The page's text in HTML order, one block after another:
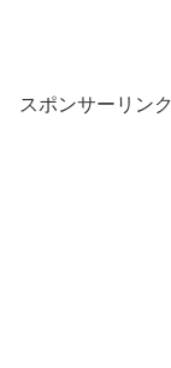
スポンサーリンク